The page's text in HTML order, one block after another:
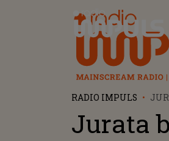
Radio Impuls
RADIO IMPULS
Jurata